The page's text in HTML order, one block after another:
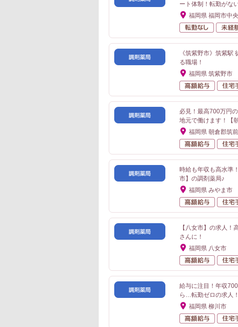
ート体制！転勤がな
福岡県 福岡市中
転勤なし
《筑紫野市》筑紫
る職場！
福岡県 筑紫野市
高額給
必見！最高700万円
地元で働けます！【
福岡県 朝倉郡筑
高額給
時給も年収も高水準
市】の調剤薬局♪
福岡県 みやま市
高額給
【八女市】の求人
さんに！
福岡県 八女市
高額給
給与に注目！年収
ら…転勤ゼロの求人
福岡県 柳川市
高額給